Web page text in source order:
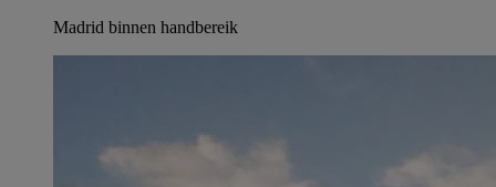
Madrid binnen handbereik